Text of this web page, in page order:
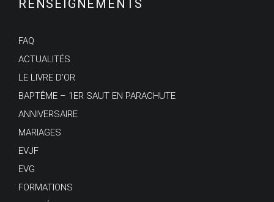
RENSEIGNEMENTS
FAQ
ACTUALITÉS
LE LIVRE D’OR
BAPTÊME – 1ER SAUT EN PARACHUTE
ANNIVERSAIRE
MARIAGES
EVJF
EVG
FORMATIONS